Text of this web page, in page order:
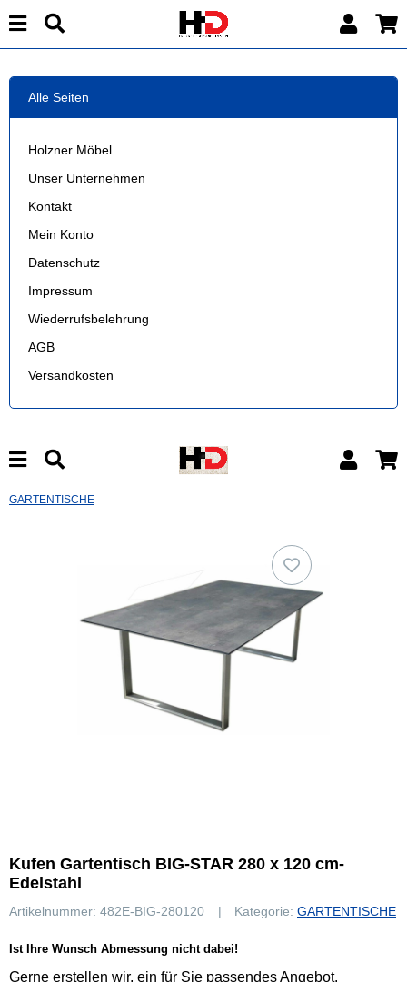
Alle Seiten
Holzner Möbel
Unser Unternehmen
Kontakt
Mein Konto
Datenschutz
Impressum
Wiederrufsbelehrung
AGB
Versandkosten
GARTENTISCHE
Kufen Gartentisch BIG-STAR 280 x 120 cm-
Edelstahl
Artikelnummer: 482E-BIG-280120 Kategorie: GARTENTISCHE
Ist Ihre Wunsch Abmessung nicht dabei!
Gerne erstellen wir, ein für Sie passendes Angebot.